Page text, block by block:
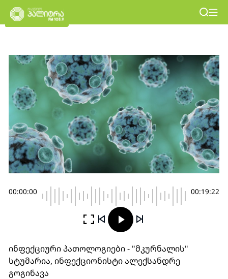
00:00:00 00:19:22
ინფექციური პათოლოგიები - "მკურნალის"
სტუმარია, ინფექციონისტი ალექსანდრე
გოგინავა